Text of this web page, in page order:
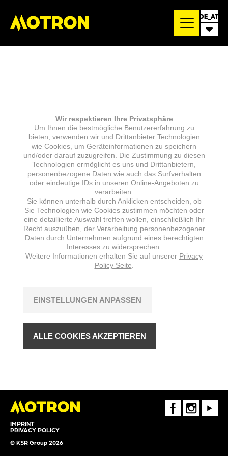
DE_AT
IMPRINT
PRIVACY POLICY
© KSR Group 2026
FaceBookInstagramYoutube
Wir respektieren Ihre Privatsphäre
Um Ihnen die bestmögliche Benutzererfahrung zu
bieten, verwenden wir und Drittanbieter Technologien
wie Cookies, um Geräteinformationen zu speichern
und/oder darauf zuzugreifen. Die Zustimmung zu diesen
Technologien ermöglicht es uns und Drittanbietern,
personenbezogene Daten wie auch das Surfverhalten
oder eindeutige IDs in unseren Online-Angeboten zu
verarbeiten.
Sie können unterhalb durch Anklicken entscheiden, ob
Sie Technologien wie Cookies zustimmen möchten oder
eine detaillierte Auswahl treffen wollen, einschließlich Ihr
Recht auszuüben, der Verarbeitung personenbezogener
Daten durch Unternehmen aufgrund eines berechtigten
Interesses zu widersprechen.
Weitere Informationen erhalten Sie auf unserer Privacy
Policy Seite
EINSTELLUNGEN ANPASSEN
ALLE COOKIES AKZEPTIEREN